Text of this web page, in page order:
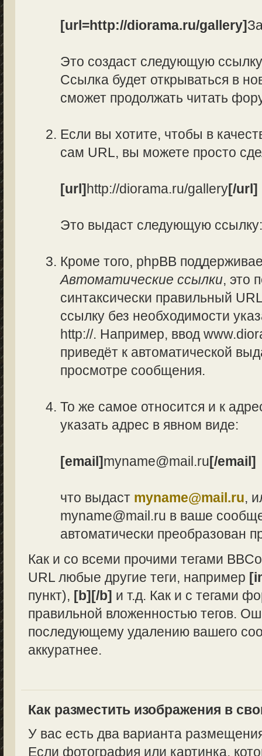
[url=http://diorama.ru/gallery]
Это создаст следующую
Ссылка будет открываться в
сможет продолжать читать
Если вы хотите, чтобы в
сам URL, вы можете просто
[url]http://diorama.ru/gallery[/url]
Это выдаст следующую
Кроме того, phpBB
Автоматические ссылки, это
синтаксически правильный
ссылку без необходимости
http://. Например, ввод
приведёт к автоматической
просмотре сообщения.
То же самое относится и к
указать адрес в явном виде:
[email]myname@mail.ru[/email]
что выдаст myname@mail.ru,
myname@mail.ru в ваше
автоматически преобразован
Как и со всеми прочими тегами
URL любые другие теги, например
пункт), [b][/b] и т.д. Как и с тегами
правильной вложенностью тегов.
последующему удалению вашего
аккуратнее.
Как разместить изображения в
У вас есть два варианта
Если фотография или картинка,